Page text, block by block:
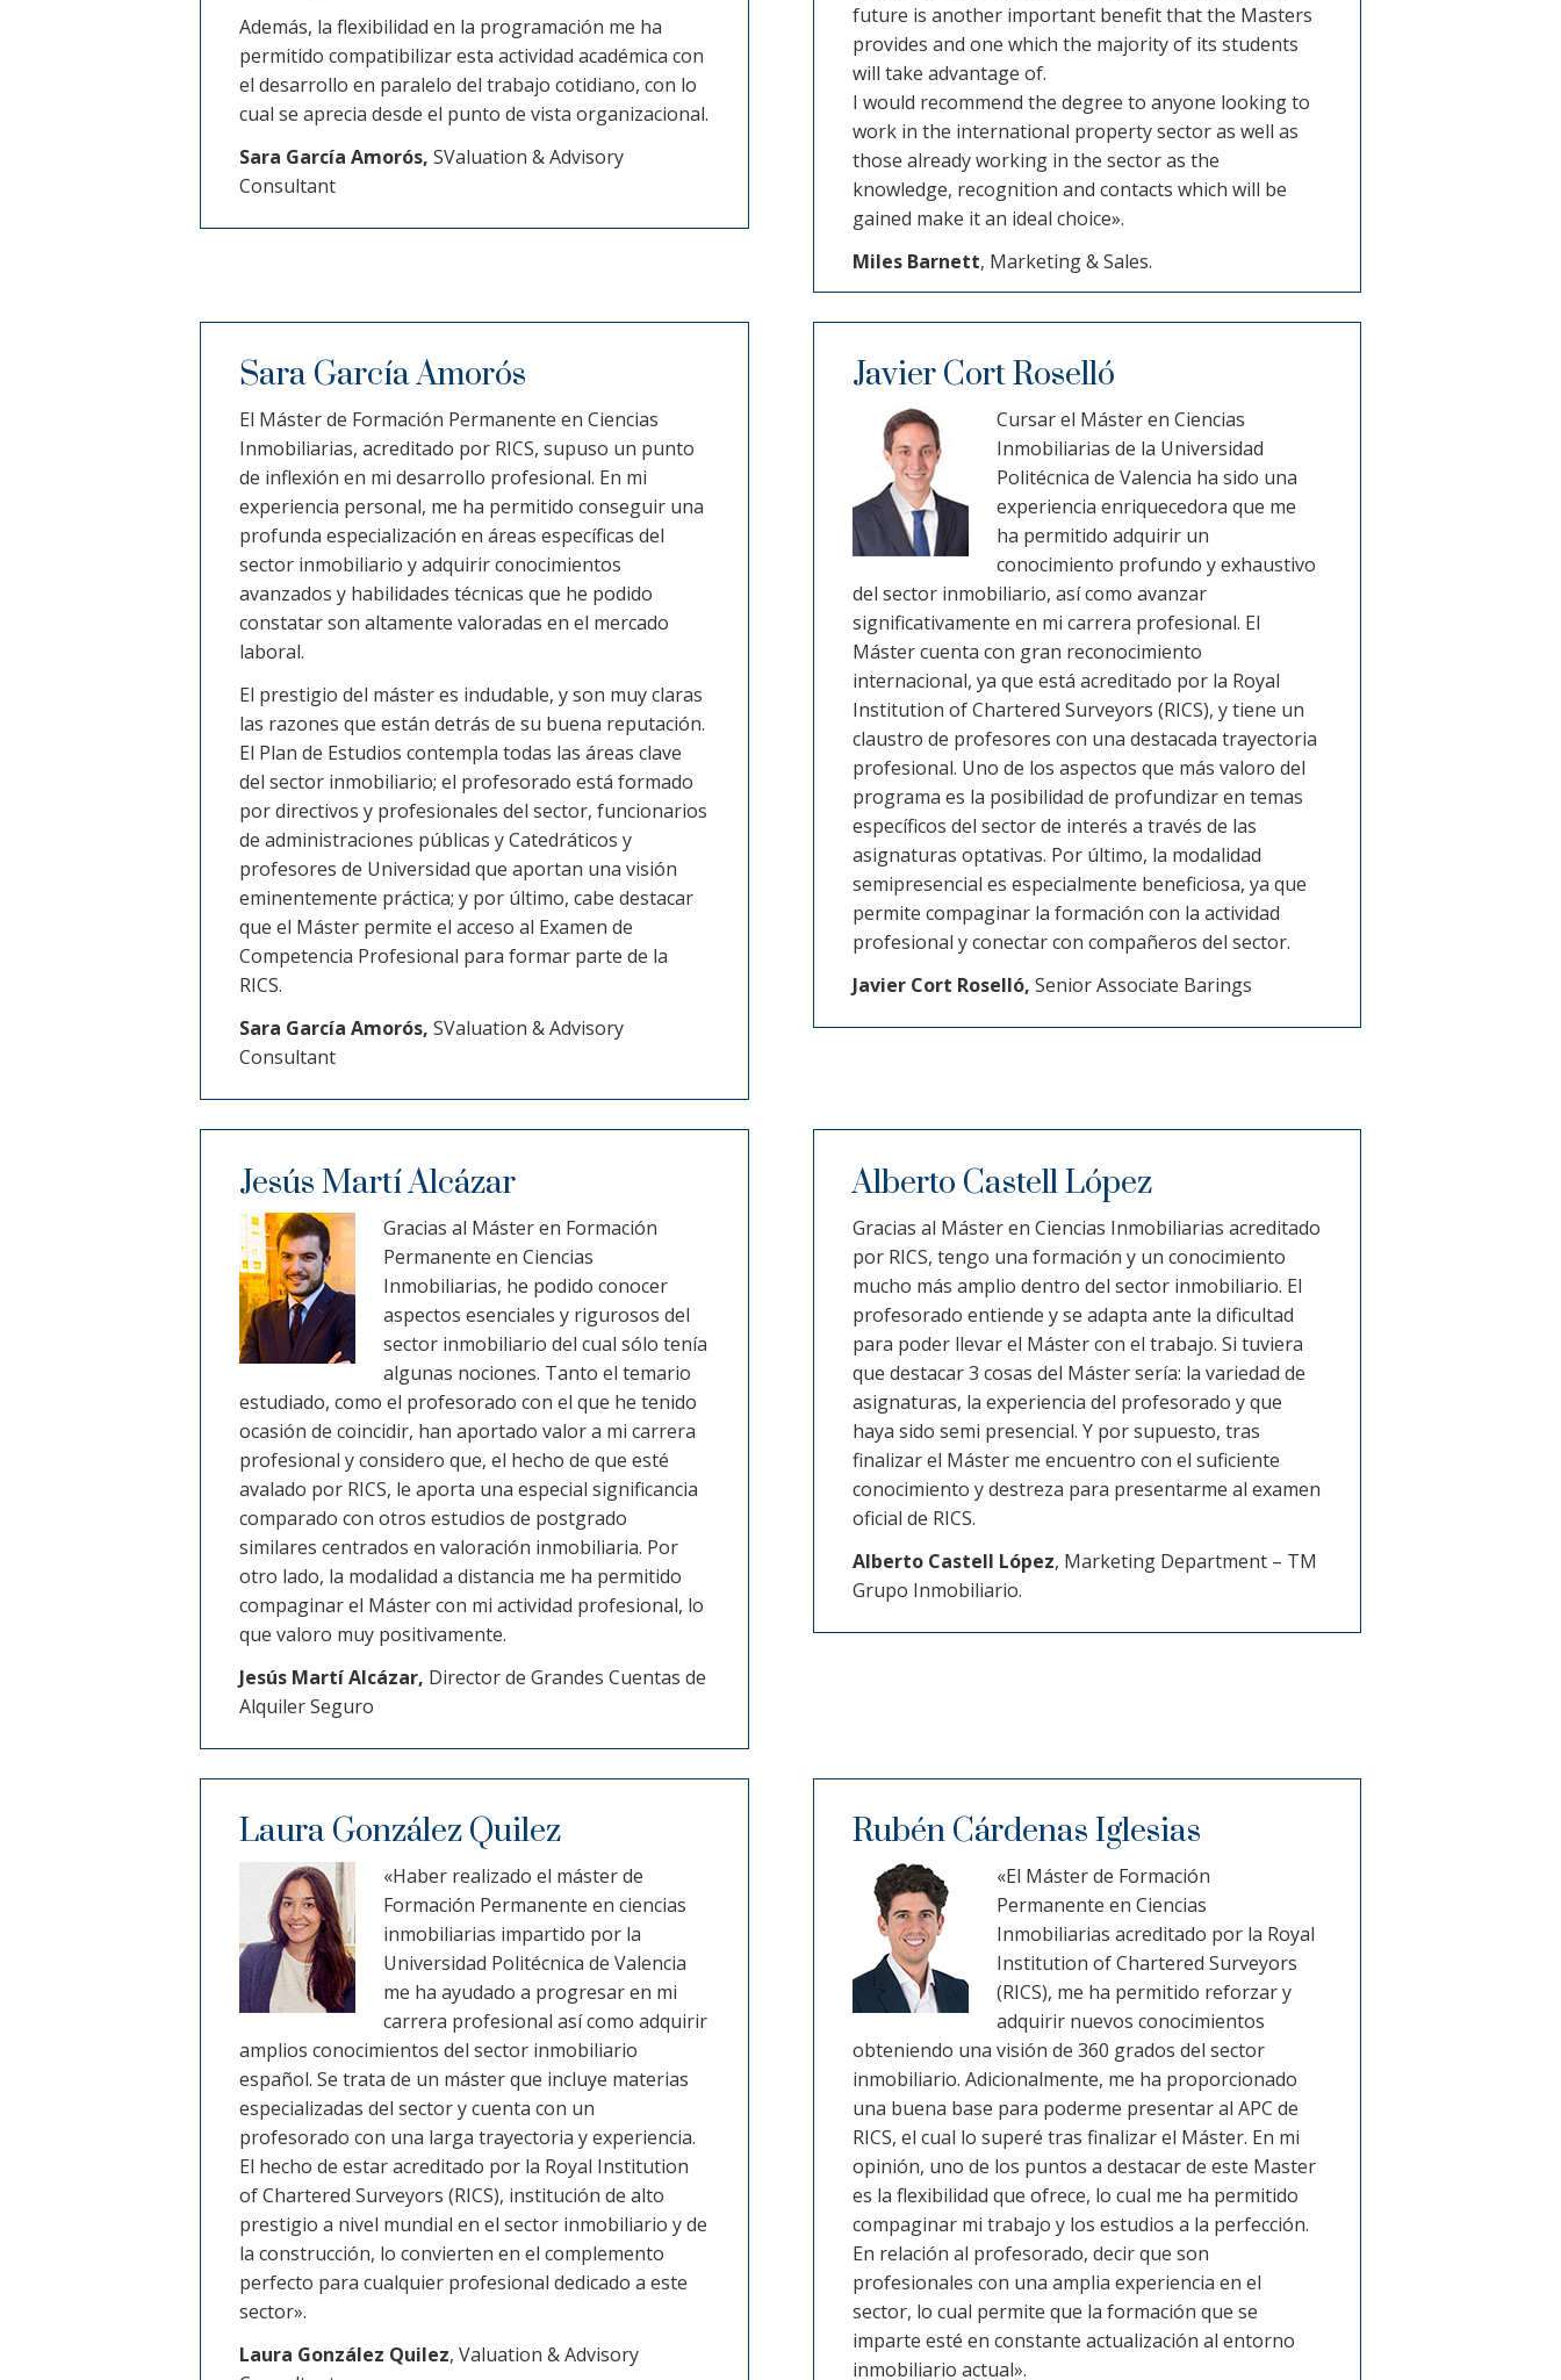
Además, la flexibilidad en la programación me ha
permitido compatibilizar esta actividad académica con
el desarrollo en paralelo del trabajo cotidiano, con lo
cual se aprecia desde el punto de vista organizacional.
Sara García Amorós, SValuation & Advisory
Consultant
future is another important benefit that the Masters
provides and one which the majority of its students
will take advantage of.
I would recommend the degree to anyone looking to
work in the international property sector as well as
those already working in the sector as the
knowledge, recognition and contacts which will be
gained make it an ideal choice».
Miles Barnett, Marketing & Sales.
Sara García Amorós
El Máster de Formación Permanente en Ciencias
Inmobiliarias, acreditado por RICS, supuso un punto
de inflexión en mi desarrollo profesional. En mi
experiencia personal, me ha permitido conseguir una
profunda especialización en áreas específicas del
sector inmobiliario y adquirir conocimientos
avanzados y habilidades técnicas que he podido
constatar son altamente valoradas en el mercado
laboral.
El prestigio del máster es indudable, y son muy claras
las razones que están detrás de su buena reputación.
El Plan de Estudios contempla todas las áreas clave
del sector inmobiliario; el profesorado está formado
por directivos y profesionales del sector, funcionarios
de administraciones públicas y Catedráticos y
profesores de Universidad que aportan una visión
eminentemente práctica; y por último, cabe destacar
que el Máster permite el acceso al Examen de
Competencia Profesional para formar parte de la
RICS.
Sara García Amorós, SValuation & Advisory
Consultant
Javier Cort Roselló
Cursar el Máster en Ciencias
Inmobiliarias de la Universidad
Politécnica de Valencia ha sido una
experiencia enriquecedora que me
ha permitido adquirir un
conocimiento profundo y exhaustivo
del sector inmobiliario, así como avanzar
significativamente en mi carrera profesional. El
Máster cuenta con gran reconocimiento
internacional, ya que está acreditado por la Royal
Institution of Chartered Surveyors (RICS), y tiene un
claustro de profesores con una destacada trayectoria
profesional. Uno de los aspectos que más valoro del
programa es la posibilidad de profundizar en temas
específicos del sector de interés a través de las
asignaturas optativas. Por último, la modalidad
semipresencial es especialmente beneficiosa, ya que
permite compaginar la formación con la actividad
profesional y conectar con compañeros del sector.
Javier Cort Roselló, Senior Associate Barings
Jesús Martí Alcázar
Gracias al Máster en Formación
Permanente en Ciencias
Inmobiliarias, he podido conocer
aspectos esenciales y rigurosos del
sector inmobiliario del cual sólo tenía
algunas nociones. Tanto el temario
estudiado, como el profesorado con el que he tenido
ocasión de coincidir, han aportado valor a mi carrera
profesional y considero que, el hecho de que esté
avalado por RICS, le aporta una especial significancia
comparado con otros estudios de postgrado
similares centrados en valoración inmobiliaria. Por
otro lado, la modalidad a distancia me ha permitido
compaginar el Máster con mi actividad profesional, lo
que valoro muy positivamente.
Jesús Martí Alcázar, Director de Grandes Cuentas de
Alquiler Seguro
Alberto Castell López
Gracias al Máster en Ciencias Inmobiliarias acreditado
por RICS, tengo una formación y un conocimiento
mucho más amplio dentro del sector inmobiliario. El
profesorado entiende y se adapta ante la dificultad
para poder llevar el Máster con el trabajo. Si tuviera
que destacar 3 cosas del Máster sería: la variedad de
asignaturas, la experiencia del profesorado y que
haya sido semi presencial. Y por supuesto, tras
finalizar el Máster me encuentro con el suficiente
conocimiento y destreza para presentarme al examen
oficial de RICS.
Alberto Castell López, Marketing Department – TM
Grupo Inmobiliario.
Laura González Quilez
«Haber realizado el máster de
Formación Permanente en ciencias
inmobiliarias impartido por la
Universidad Politécnica de Valencia
me ha ayudado a progresar en mi
carrera profesional así como adquirir
amplios conocimientos del sector inmobiliario
español. Se trata de un máster que incluye materias
especializadas del sector y cuenta con un
profesorado con una larga trayectoria y experiencia.
El hecho de estar acreditado por la Royal Institution
of Chartered Surveyors (RICS), institución de alto
prestigio a nivel mundial en el sector inmobiliario y de
la construcción, lo convierten en el complemento
perfecto para cualquier profesional dedicado a este
sector».
Laura González Quilez, Valuation & Advisory
Rubén Cárdenas Iglesias
«El Máster de Formación
Permanente en Ciencias
Inmobiliarias acreditado por la Royal
Institution of Chartered Surveyors
(RICS), me ha permitido reforzar y
adquirir nuevos conocimientos
obteniendo una visión de 360 grados del sector
inmobiliario. Adicionalmente, me ha proporcionado
una buena base para poderme presentar al APC de
RICS, el cual lo superé tras finalizar el Máster. En mi
opinión, uno de los puntos a destacar de este Master
es la flexibilidad que ofrece, lo cual me ha permitido
compaginar mi trabajo y los estudios a la perfección.
En relación al profesorado, decir que son
profesionales con una amplia experiencia en el
sector, lo cual permite que la formación que se
imparte esté en constante actualización al entorno
inmobiliario actual».